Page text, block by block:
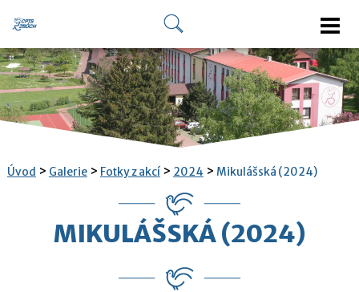
Úvod > Galerie> Fotky z akcí> 2024> Mikulášská (2024)
MIKULÁŠSKÁ (2024)